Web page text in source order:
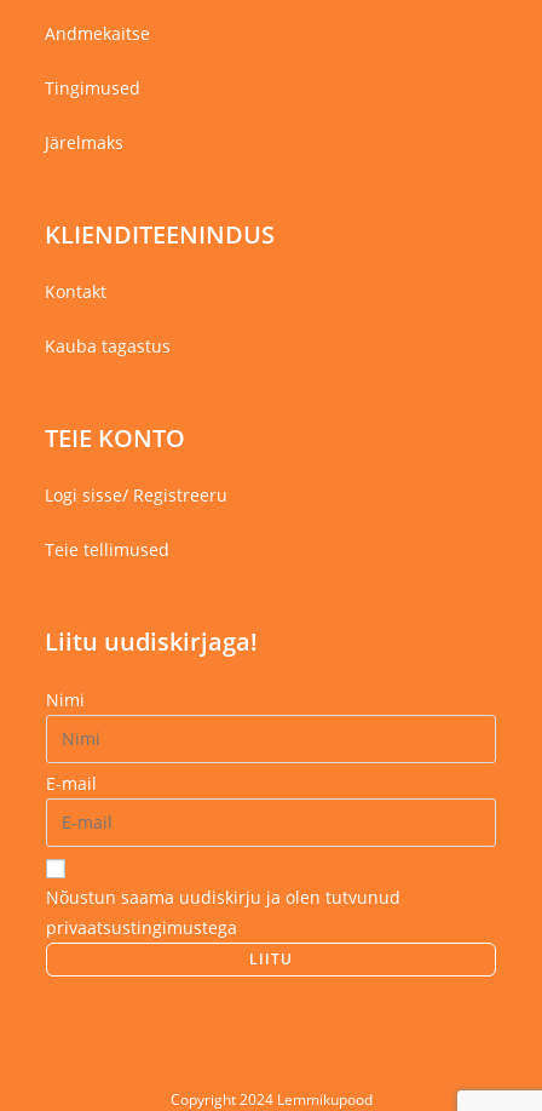
Andmekaitse
Tingimused
Järelmaks
KLIENDITEENINDUS
Kontakt
Kauba tagastus
TEIE KONTO
Logi sisse/ Registreeru
Teie tellimused
Liitu uudiskirjaga!
Nimi
E-mail
Nõustun saama uudiskirju ja olen tutvunud
privaatsustingimustega
Copyright 2024 Lemmikupood